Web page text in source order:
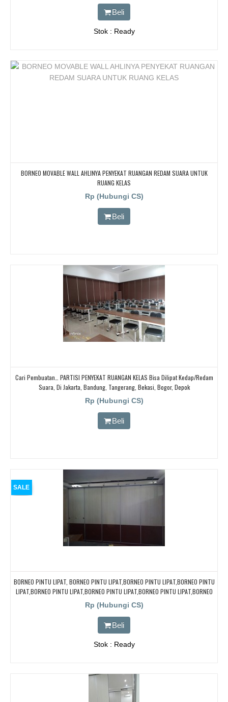
Beli
Stok : Ready
BORNEO MOVABLE WALL AHLINYA PENYEKAT RUANGAN REDAM SUARA UNTUK
RUANG KELAS
Rp (Hubungi CS)
Beli
Cari Pembuatan… PARTISI PENYEKAT RUANGAN KELAS Bisa Dilipat Kedap/redam
Suara, Di Jakarta, Bandung, Tangerang, Bekasi, Bogor, Depok
Rp (Hubungi CS)
Beli
SALE
BORNEO PINTU LIPAT, BORNEO PINTU LIPAT,BORNEO PINTU LIPAT,BORNEO PINTU
LIPAT,BORNEO PINTU LIPAT,BORNEO PINTU LIPAT,BORNEO PINTU LIPAT,BORNEO
PINTU LIPAT
Rp (Hubungi CS)
Beli
Stok : Ready